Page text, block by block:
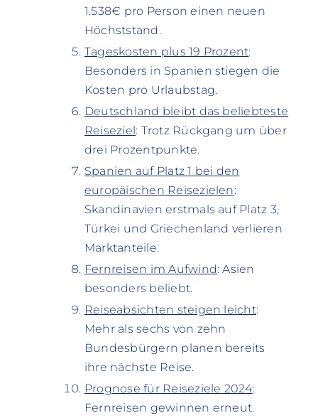
1.538€ pro Person einen neuen
Höchststand.
Tageskosten plus 19 Prozent:
Besonders in Spanien stiegen die
Kosten pro Urlaubstag.
Deutschland bleibt das beliebteste
Reiseziel : Trotz Rückgang um über
drei Prozentpunkte.
Spanien auf Platz 1 bei den
europäischen Reisezielen:
Skandinavien erstmals auf Platz 3,
Türkei und Griechenland verlieren
Marktanteile.
Fernreisen im Aufwind: Asien
besonders beliebt.
Reiseabsichten steigen leicht:
Mehr als sechs von zehn
Bundesbürgern planen bereits
ihre nächste Reise.
Prognose für Reiseziele 2024:
Fernreisen gewinnen erneut.